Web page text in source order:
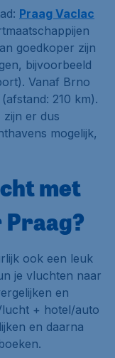
Praag Vaclac
goedkoper zijn
bijvoorbeeld
Vanaf Brno
210 km).
zijn er dus
mogelijk,
met
ook een leuk
je vluchten naar
en
+ hotel/auto
en daarna